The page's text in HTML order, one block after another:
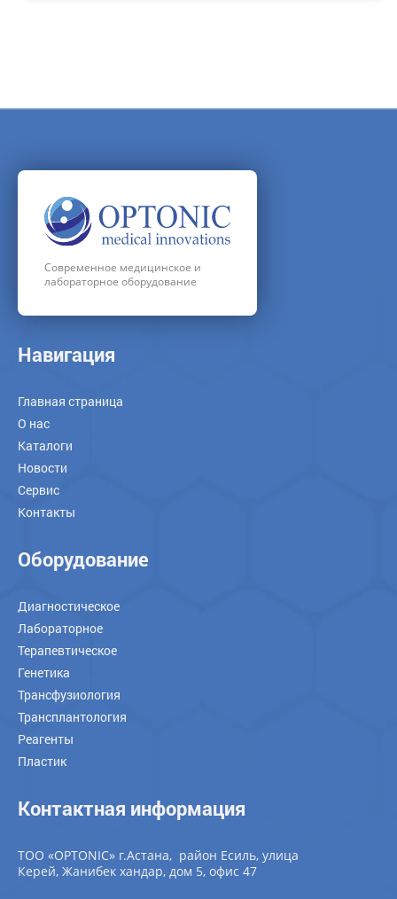
Современное медицинское и
лабораторное оборудование
Навигация
Главная страница
О нас
Каталоги
Новости
Сервис
Контакты
Оборудование
Диагностическое
Лабораторное
Терапевтическое
Генетика
Трансфузиология
Трансплантология
Реагенты
Пластик
Контактная информация
ТОО «OPTONIC» г.Астана, район Есиль, улица
Керей, Жанибек хандар, дом 5, офис 47